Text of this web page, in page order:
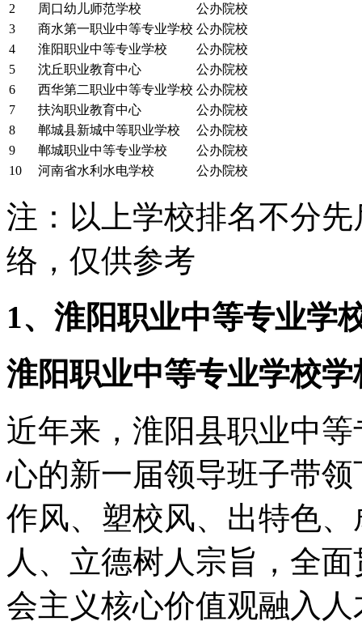
2
周口幼儿师范学校
公办院校
3
商水第一职业中等专业学校 公办院校
4
淮阳职业中等专业学校
公办院校
5
沈丘职业教育中心
公办院校
6
西华第二职业中等专业学校 公办院校
7
扶沟职业教育中心
公办院校
8
郸城县新城中等职业学校
公办院校
9
郸城职业中等专业学校
公办院校
10
河南省水利水电学校 公办院校
注：以上学校排名不分
络，仅供参考
1、淮阳职业中等专业学
淮阳职业中等专业学校学
近年来，淮阳县职业中
心的新一届领导班子带
作风、塑校风、出特色
人、立德树人宗旨，全
会主义核心价值观融入